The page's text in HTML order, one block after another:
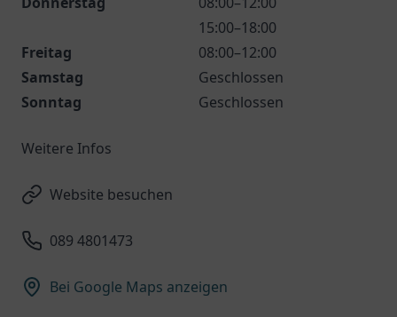
15:00–18:00
Freitag
08:00–12:00
Samstag
Geschlossen
Sonntag
Geschlossen
Weitere Infos
Website besuchen
089 4801473
Bei Google Maps anzeigen